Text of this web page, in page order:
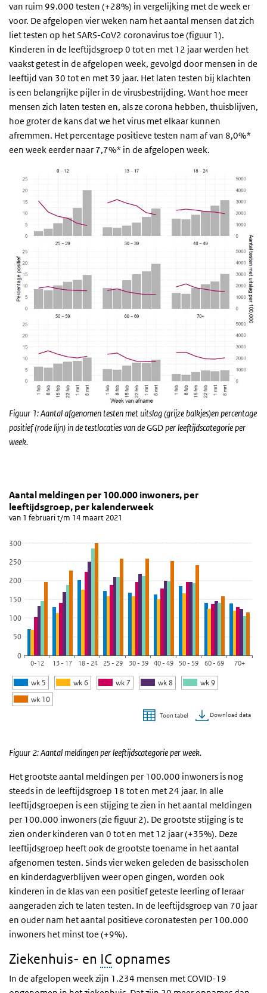
van ruim 99.000 testen (+28%) in vergelijking met de week er
voor. De afgelopen vier weken nam het aantal mensen dat zich
liet testen op het SARS-CoV2 coronavirus toe (figuur 1).
Kinderen in de leeftijdsgroep 0 tot en met 12 jaar werden het
vaakst getest in de afgelopen week, gevolgd door mensen in de
leeftijd van 30 tot en met 39 jaar. Het laten testen bij klachten
is een belangrijke pijler in de virusbestrijding. Want hoe meer
mensen zich laten testen en, als ze corona hebben, thuisblijven,
hoe groter de kans dat we het virus met elkaar kunnen
afremmen. Het percentage positieve testen nam af van 8,0%*
een week eerder naar 7,7%* in de afgelopen week.
Figuur 1: Aantal afgenomen testen met uitslag (grijze balkjes)en percentage
positief (rode lijn) in de testlocaties van de GGD per leeftijdscategorie per
week.
Grafiek 14 maart
Sla de grafiek 'Aantal meldingen per 100.000 inwoners, per
Aantal meldingen per 100.000 inwoners, per
Staaf grafiek met 6 reeksen.
van 1 februari t/m 14 maart 2021
Bekijk als data tabel.
De grafiek heeft 1 X-as die categories weergeeft.
De grafiek heeft 1 Y-as die values weergeeft.
Aantal meldingen per 100.000 inwoners, per
leeftijdsgroep, per kalenderweek
van 1 februari t/m 14 maart 2021
wk 5 wk 6 wk 7 wk 8
wk 9
wk 10
0
50
100
150
200
250
300
0-12 13 - 17 18 - 24 25 - 29 30 - 39 40 - 49 50 - 59 60 - 69 70+
Toon tabel Download data
Figuur 2: Aantal meldingen per leeftijdscategorie per week.
Het grootste aantal meldingen per 100.000 inwoners is nog
steeds in de leeftijdsgroep 18 tot en met 24 jaar. In alle
leeftijdsgroepen is een stijging te zien in het aantal meldingen
per 100.000 inwoners (zie figuur 2). De grootste stijging is te
zien onder kinderen van 0 tot en met 12 jaar (+35%). Deze
leeftijdsgroep heeft ook de grootste toename in het aantal
afgenomen testen. Sinds vier weken geleden de basisscholen
en kinderdagverblijven weer open gingen, worden ook
kinderen in de klas van een positief geteste leerling of leraar
aangeraden zich te laten testen. In de leeftijdsgroep van 70 jaar
en ouder nam het aantal positieve coronatesten per 100.000
inwoners het minst toe (+9%).
Ziekenhuis- en IC opnames
In de afgelopen week zijn 1.234 mensen met COVID-19